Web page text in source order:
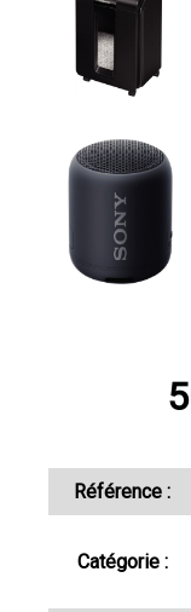
Référence :
Catégorie :